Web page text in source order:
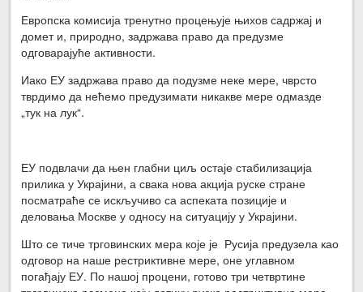
Европска комисија тренутно процењује њихов садржај и
домет и, природно, задржава право да предузме
одговарајуће активности.
Иако ЕУ задржава право да подузме неке мере, чврсто
тврдимо да нећемо предузимати никакве мере одмазде
„тук на лук“.
ЕУ подвлачи да њен глабни циљ остаје стабилизација
прилика у Украјини, а свака нова акција руске стране
посматраће се искључиво са аспеката позиције и
деловања Москве у односу на ситуацију у Украјини.
Што се тиче трговинских мера које је Русија предузела као
одговор на наше рестриктивне мере, оне углавном
погађају ЕУ. По нашој процени, готово три четвртине